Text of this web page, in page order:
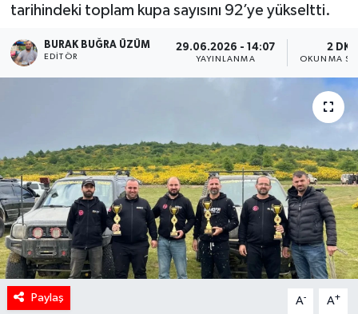
tarihindeki toplam kupa sayısını 92’ye yükseltti.
BURAK BUĞRA ÜZÜM
EDITÖR
29.06.2026 - 14:07
YAYINLANMA
2 DK
OKUNMA
Paylaş A- A+